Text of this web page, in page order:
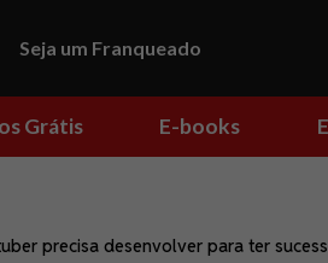
Seja um Franqueado
Grátis E-books
precisa desenvolver para ter